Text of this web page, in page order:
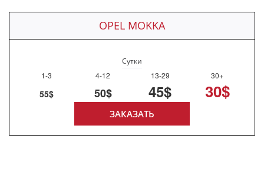
OPEL MOKKA
Сутки
1-3
4-12 13-29 30+
55$ 50$ 45$ 30$
ЗАКАЗАТЬ